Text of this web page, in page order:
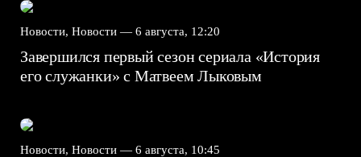
Новости, Новости — 6 августа, 12:20
Завершился первый сезон сериала «История
его служанки» с Матвеем Лыковым
Новости, Новости — 6 августа, 10:45